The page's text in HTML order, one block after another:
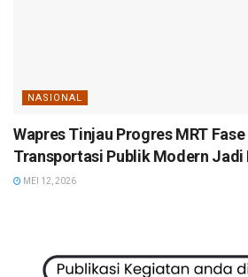
NASIONAL
Wapres Tinjau Progres MRT
Transportasi Publik Modern Jadi
MEI 12, 2026